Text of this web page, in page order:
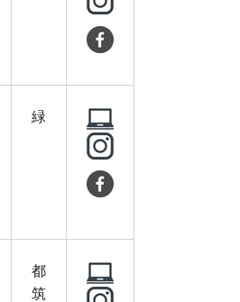
緑
都
筑